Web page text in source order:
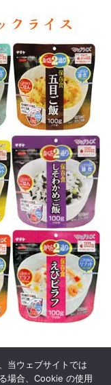
当ウェブサイトでは
場合、Cookie の使用